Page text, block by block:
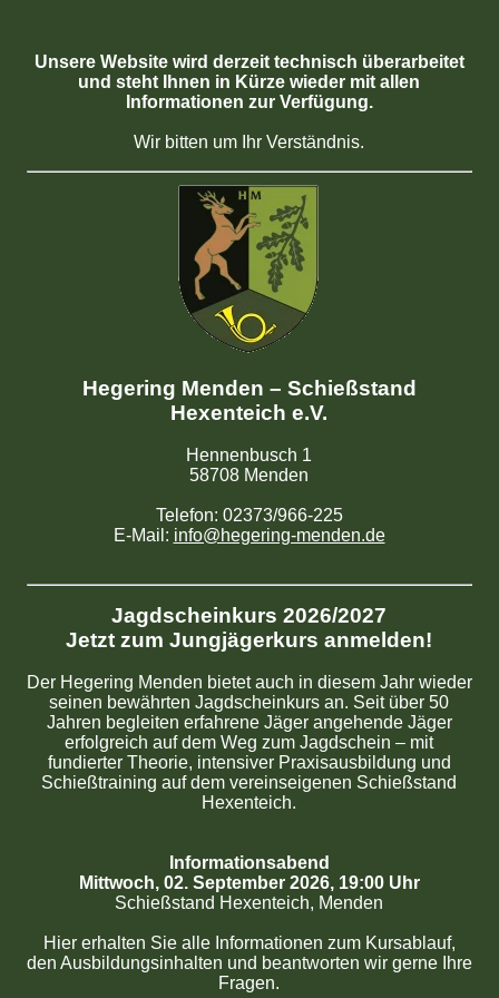
Unsere Website wird derzeit technisch überarbeitet
und steht Ihnen in Kürze wieder mit allen
Informationen zur Verfügung.
Wir bitten um Ihr Verständnis.
Hegering Menden – Schießstand
Hexenteich e.V.
Hennenbusch 1
58708 Menden
Telefon: 02373/966-225
E-Mail: info@hegering-menden.de
Jagdscheinkurs 2026/2027
Jetzt zum Jungjägerkurs anmelden!
Der Hegering Menden bietet auch in diesem Jahr wieder
seinen bewährten Jagdscheinkurs an. Seit über 50
Jahren begleiten erfahrene Jäger angehende Jäger
erfolgreich auf dem Weg zum Jagdschein – mit
fundierter Theorie, intensiver Praxisausbildung und
Schießtraining auf dem vereinseigenen Schießstand
Hexenteich.
Informationsabend
Mittwoch, 02. September 2026, 19:00 Uhr
Schießstand Hexenteich, Menden
Hier erhalten Sie alle Informationen zum Kursablauf,
den Ausbildungsinhalten und beantworten wir gerne Ihre
Fragen.